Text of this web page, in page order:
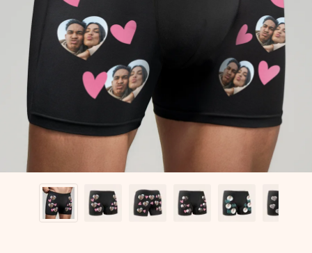
Gratis kort med hilsen
Lag noe unikt med bare noen få steg - med hennes navn,
et bilde av dere eller en beskjed som virkelig berører
hjertet. Ikke noe tull, bare masse kjærlighet i øyeblikket.